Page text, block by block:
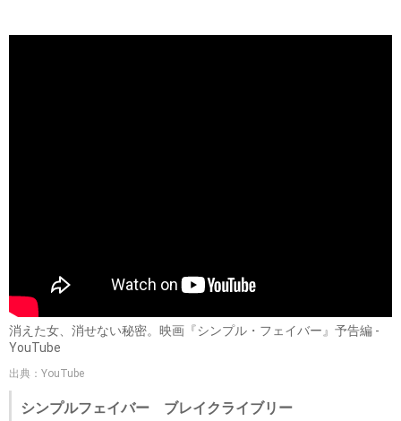
消えた女、消せない秘密。映画『シンプル・フェイバー』予告編 -
YouTube
出典：YouTube
シンプルフェイバー ブレイクライブリー